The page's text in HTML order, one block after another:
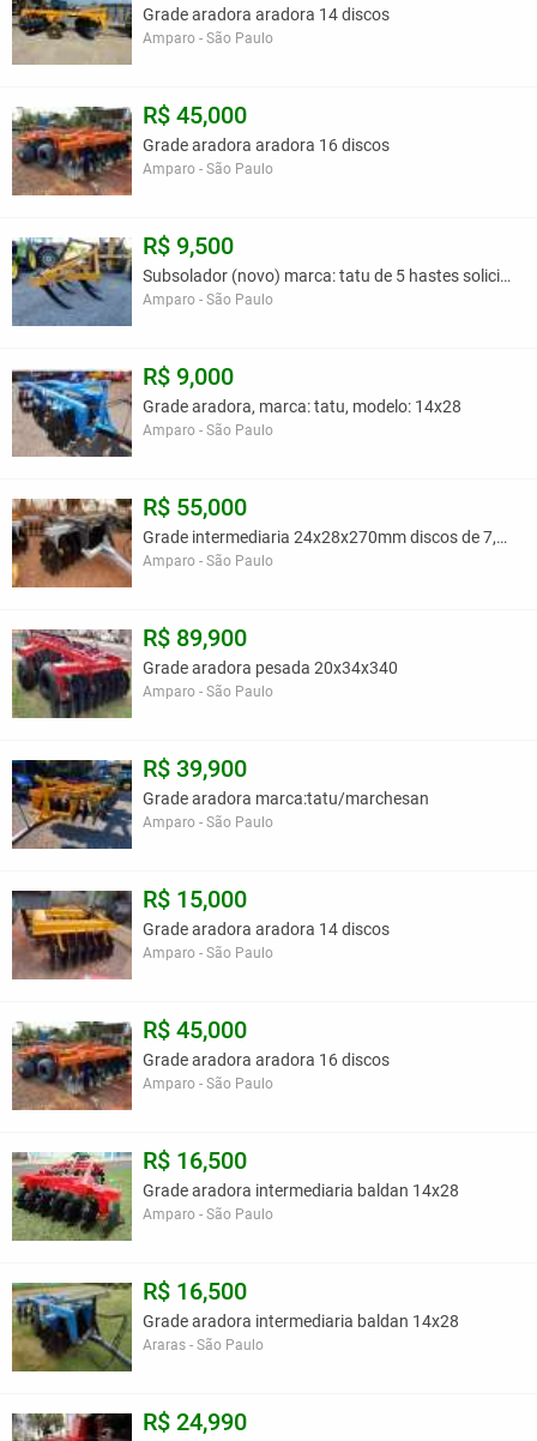
Grade aradora aradora 14 discos
Amparo - São Paulo
R$ 45,000
Grade aradora aradora 16 discos
Amparo - São Paulo
R$ 9,500
Subsolador (novo) marca: tatu de 5 hastes solicita
Amparo - São Paulo
R$ 9,000
Grade aradora, marca: tatu, modelo: 14x28
Amparo - São Paulo
R$ 55,000
Grade intermediaria 24x28x270mm discos de 7,5mm
Amparo - São Paulo
R$ 89,900
Grade aradora pesada 20x34x340
Amparo - São Paulo
R$ 39,900
Grade aradora marca:tatu/marchesan
Amparo - São Paulo
R$ 15,000
Grade aradora aradora 14 discos
Amparo - São Paulo
R$ 45,000
Grade aradora aradora 16 discos
Amparo - São Paulo
R$ 16,500
Grade aradora intermediaria baldan 14x28
Amparo - São Paulo
R$ 16,500
Grade aradora intermediaria baldan 14x28
Araras - São Paulo
R$ 24,990